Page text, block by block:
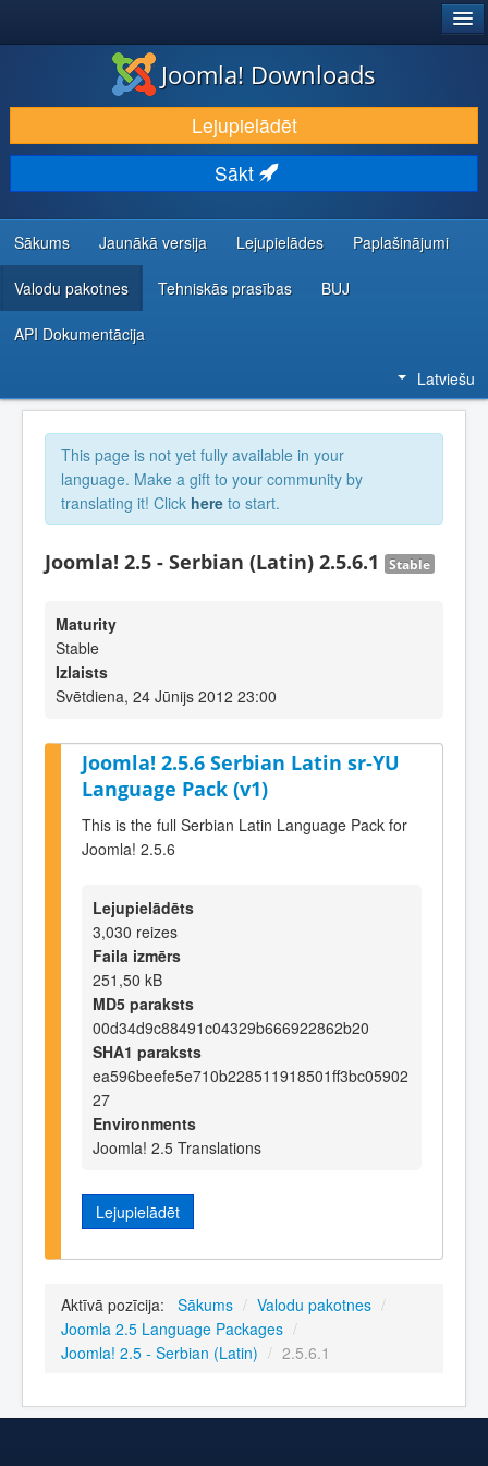
LEJUPIELĀDĒT UN PAPLAŠINĀT
ATKLĀJ UN IEMĀCIES
KOPIENA UN ATBALSTS
IZSTRĀDĀTĀJU RESURSI
Joomla! Downloads
Lejupielādēt
Sākt
Sākums Jaunākā versija Lejupielādes Paplašinājumi
Valodu pakotnes Tehniskās prasības BUJ
API Dokumentācija
Latviešu
This page is not yet fully available in your
language. Make a gift to your community by
translating it! Click here to start.
Joomla! 2.5 - Serbian (Latin) 2.5.6.1 Stable
Maturity
Stable
Izlaists
Svētdiena, 24 Jūnijs 2012 23:00
Joomla! 2.5.6 Serbian Latin sr-YU
Language Pack (v1)
This is the full Serbian Latin Language Pack for
Joomla! 2.5.6
Lejupielādēts
3,030 reizes
Faila izmērs
251,50 kB
MD5 paraksts
00d34d9c88491c04329b666922862b20
SHA1 paraksts
ea596beefe5e710b228511918501ff3bc05902
27
Environments
Joomla! 2.5 Translations
Lejupielādēt
Aktīvā pozīcija: Sākums / Valodu pakotnes /
Joomla 2.5 Language Packages /
Joomla! 2.5 - Serbian (Latin) / 2.5.6.1